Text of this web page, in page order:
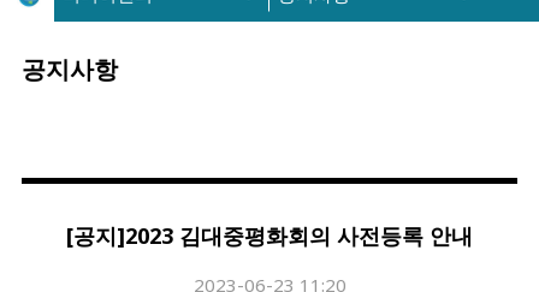
공지사항
[공지]2023 김대중평화회의 사전등록 안내
2023-06-23 11:20